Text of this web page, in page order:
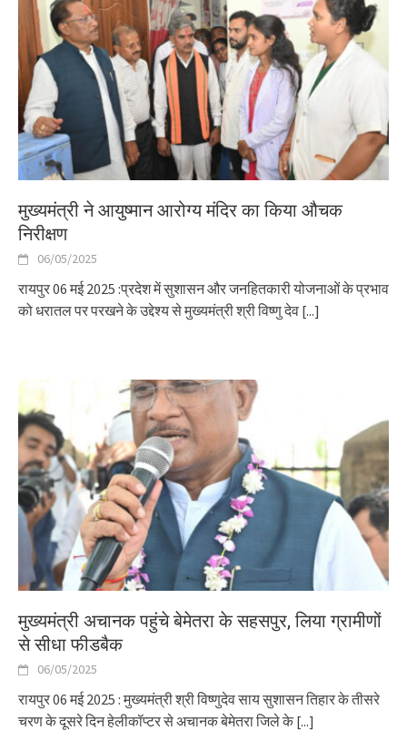
मुख्यमंत्री ने आयुष्मान आरोग्य मंदिर का किया औचक
निरीक्षण
06/05/2025
रायपुर 06 मई 2025 :प्रदेश में सुशासन और जनहितकारी योजनाओं के प्रभाव
को धरातल पर परखने के उद्देश्य से मुख्यमंत्री श्री विष्णु देव [...]
मुख्यमंत्री अचानक पहुंचे बेमेतरा के सहसपुर, लिया ग्रामीणों
से सीधा फीडबैक
06/05/2025
रायपुर 06 मई 2025 : मुख्यमंत्री श्री विष्णुदेव साय सुशासन तिहार के तीसरे
चरण के दूसरे दिन हेलीकॉप्टर से अचानक बेमेतरा जिले के [...]